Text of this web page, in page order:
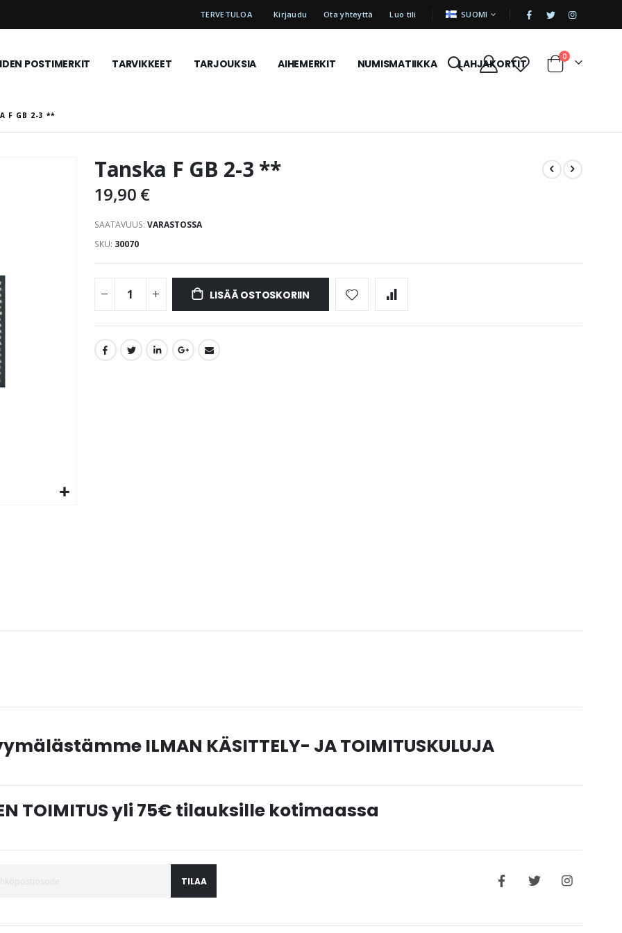
TERVETULOA Kirjaudu Ota yhteyttä Luo tili KIELI SUOMI |
POSTIMERKIT TARVIKKEET TARJOUKSIA AIHEMERKIT NUMISMATIIKKA LAHJAKORTIT Cart
0tuotetta
F GB 2-3 **
Tanska F GB 2-3 **
19,90 €
SAATAVUUS: VARASTOSSA
SKU 30070
LISÄÄ OSTOSKORIIN
ILMAN KÄSITTELY- JA TOIMITUSKULUJA
TOIMITUS yli 75€ tilauksille kotimaassa
TILAA